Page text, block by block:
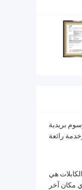
بريدية
رائعة
هي
مكان آخر